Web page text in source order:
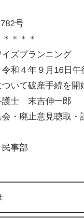
号
＊＊＊
ズプランニング
和４年９月16日午
て破産手続を開
士 末吉伸一郎
・廃止意見聴取
事部